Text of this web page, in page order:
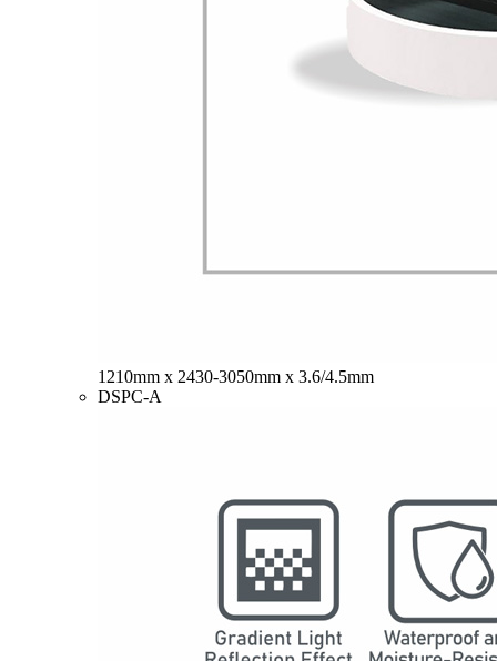
1210mm x 2430-3050mm x 3.6/4.5mm
DSPC-A